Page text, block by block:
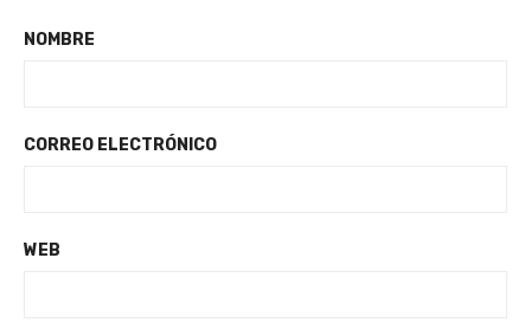
NOMBRE
CORREO ELECTRÓNICO
WEB